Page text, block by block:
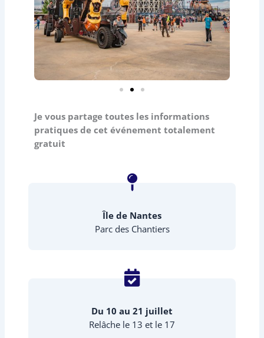
Je vous partage toutes les informations
pratiques de cet événement totalement
gratuit
Île de Nantes
Parc des Chantiers
Du 10 au 21 juillet
Relâche le 13 et le 17